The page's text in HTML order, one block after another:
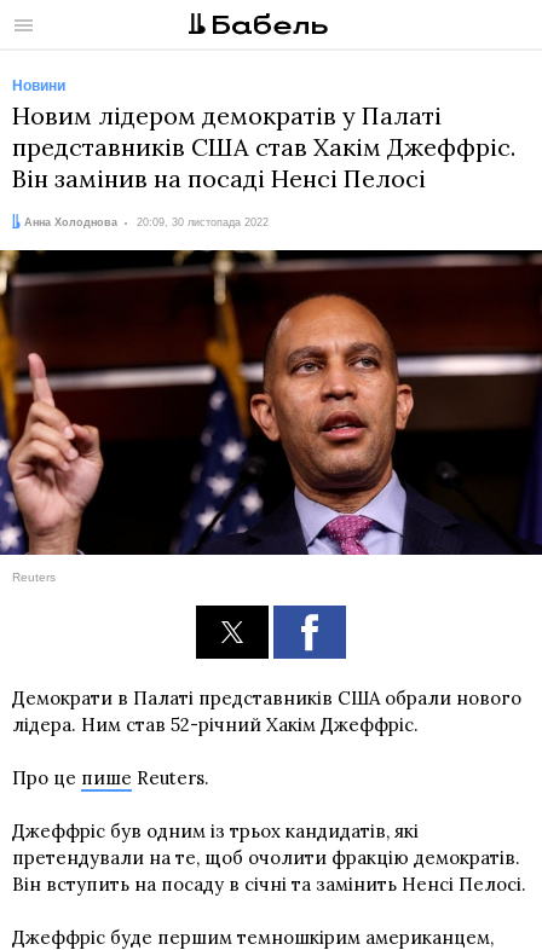
Меню
Новини
Новим лідером демократів у Палаті
представників США став Хакім Джеффріс.
Він замінив на посаді Ненсі Пелосі
Автор:
Анна Холоднова
Дата: 20:09, 30 листопада 2022
Reuters
Демократи в Палаті представників США обрали нового
лідера. Ним став 52-річний Хакім Джеффріс.
Про це пише Reuters.
Джеффріс був одним із трьох кандидатів, які
претендували на те, щоб очолити фракцію демократів.
Він вступить на посаду в січні та замінить Ненсі Пелосі.
Джеффріс буде першим темношкірим американцем,